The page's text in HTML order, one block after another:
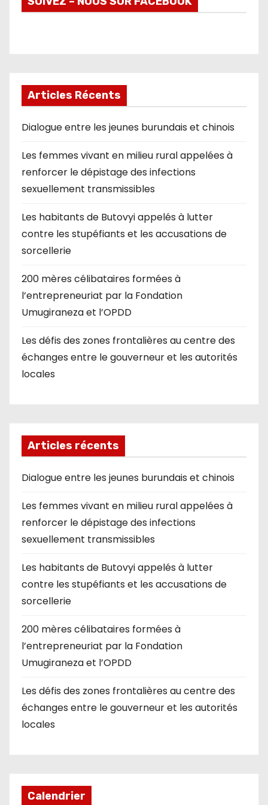
Articles Récents
Dialogue entre les jeunes burundais et chinois
Les femmes vivant en milieu rural appelées à
renforcer le dépistage des infections
sexuellement transmissibles
Les habitants de Butovyi appelés à lutter
contre les stupéfiants et les accusations de
sorcellerie
200 mères célibataires formées à
l’entrepreneuriat par la Fondation
Umugiraneza et l’OPDD
Les défis des zones frontalières au centre des
échanges entre le gouverneur et les autorités
locales
Articles récents
Dialogue entre les jeunes burundais et chinois
Les femmes vivant en milieu rural appelées à
renforcer le dépistage des infections
sexuellement transmissibles
Les habitants de Butovyi appelés à lutter
contre les stupéfiants et les accusations de
sorcellerie
200 mères célibataires formées à
l’entrepreneuriat par la Fondation
Umugiraneza et l’OPDD
Les défis des zones frontalières au centre des
échanges entre le gouverneur et les autorités
locales
Calendrier